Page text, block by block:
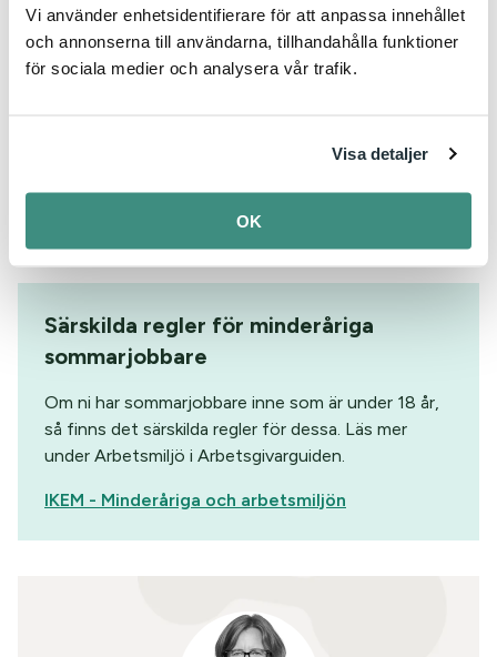
Vi använder enhetsidentifierare för att anpassa innehållet
och annonserna till användarna, tillhandahålla funktioner
för sociala medier och analysera vår trafik.
Visa detaljer
OK
kunskaper och kompetens liksom en checklista för
introduktioner m.m.
AV: Mall, SAM - Checklista introduktion
Tänk på det här inför sommarjobbet | Prevent
Särskilda regler för minderåriga
sommarjobbare
Om ni har sommarjobbare inne som är under 18 år,
så finns det särskilda regler för dessa. Läs mer
under Arbetsmiljö i Arbetsgivarguiden.
IKEM - Minderåriga och arbetsmiljön